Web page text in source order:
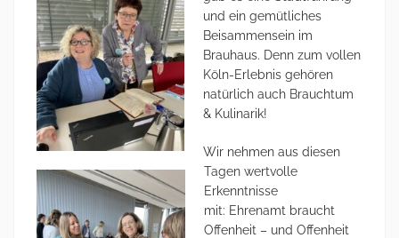
und ein gemütliches
Beisammensein im
Brauhaus. Denn zum vollen
Köln-Erlebnis gehören
natürlich auch Brauchtum
& Kulinarik!
Wir nehmen aus diesen
Tagen wertvolle
Erkenntnisse
mit: Ehrenamt braucht
Offenheit – und Offenheit